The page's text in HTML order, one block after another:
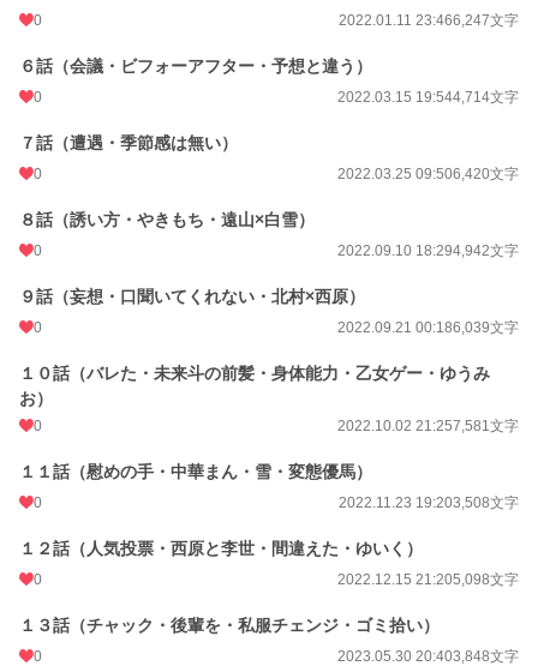
0 2022.01.11 23:466,247文字
６話（会議・ビフォーアフター・予想と違う）
0 2022.03.15 19:544,714文字
７話（遭遇・季節感は無い）
0 2022.03.25 09:506,420文字
８話（誘い方・やきもち・遠山×白雪）
0 2022.09.10 18:294,942文字
９話（妄想・口聞いてくれない・北村×西原）
0 2022.09.21 00:186,039文字
１０話（バレた・未来斗の前髪・身体能力・乙女ゲー・ゆうみ
お）
0 2022.10.02 21:257,581文字
１１話（慰めの手・中華まん・雪・変態優馬）
0 2022.11.23 19:203,508文字
１２話（人気投票・西原と李世・間違えた・ゆいく）
0 2022.12.15 21:205,098文字
１３話（チャック・後輩を・私服チェンジ・ゴミ拾い）
0 2023.05.30 20:403,848文字